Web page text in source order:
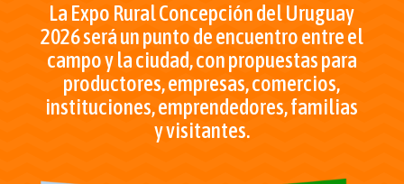
La Expo Rural Concepción del Uruguay
2026 será un punto de encuentro entre el
campo y la ciudad, con propuestas para
productores, empresas, comercios,
instituciones, emprendedores, familias
y visitantes.